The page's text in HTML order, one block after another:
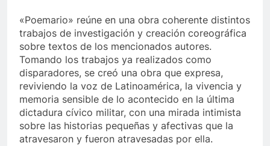
«Poemario» reúne en una obra coherente distintos
trabajos de investigación y creación coreográfica
sobre textos de los mencionados autores.
Tomando los trabajos ya realizados como
disparadores, se creó una obra que expresa,
reviviendo la voz de Latinoamérica, la vivencia y
memoria sensible de lo acontecido en la última
dictadura cívico militar, con una mirada intimista
sobre las historias pequeñas y afectivas que la
atravesaron y fueron atravesadas por ella.